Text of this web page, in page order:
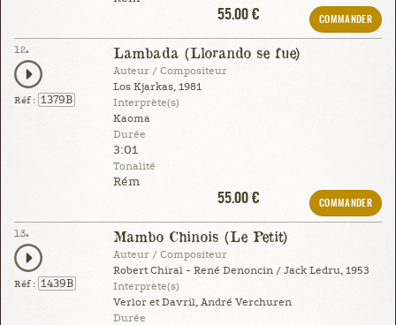
55.00 €
COMMANDER
12.
Réf : 1379B
Lambada (Llorando se fue)
Auteur / Compositeur
Los Kjarkas, 1981
Interprète(s)
Kaoma
Durée
3:01
Tonalité
Rém
55.00 €
COMMANDER
13.
Réf : 1439B
Mambo Chinois (Le Petit)
Auteur / Compositeur
Robert Chiral - René Denoncin / Jack Ledru, 1953
Interprète(s)
Verlor et Davril, André Verchuren
Durée